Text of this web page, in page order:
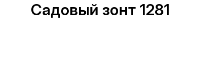
Садовый зонт 1281